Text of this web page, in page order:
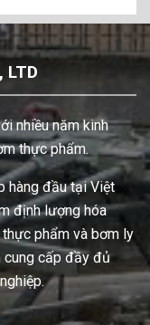
LTD
nhiều năm kinh
thực phẩm.
hàng đầu tại Việt
định lượng hóa
phẩm và bơm ly
cung cấp đầy đủ